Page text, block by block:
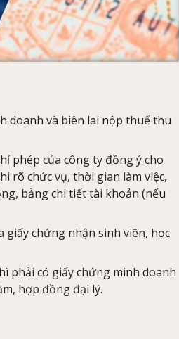
doanh và biên lai nộp thuế thu
phép của công ty đồng ý cho
rõ chức vụ, thời gian làm việc,
bảng chi tiết tài khoản (nếu
giấy chứng nhận sinh viên, học
phải có giấy chứng minh doanh
hợp đồng đại lý.